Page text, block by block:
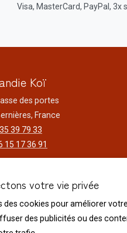
Visa, MasterCard, PayPal, 3x
Koï
des portes
France
39 79 33
15 17 36 91
au samedi
- 14h00 à 18h30
- 14h30 à 18h30
votre vie privée
des cookies pour améliorer
des publicités ou des